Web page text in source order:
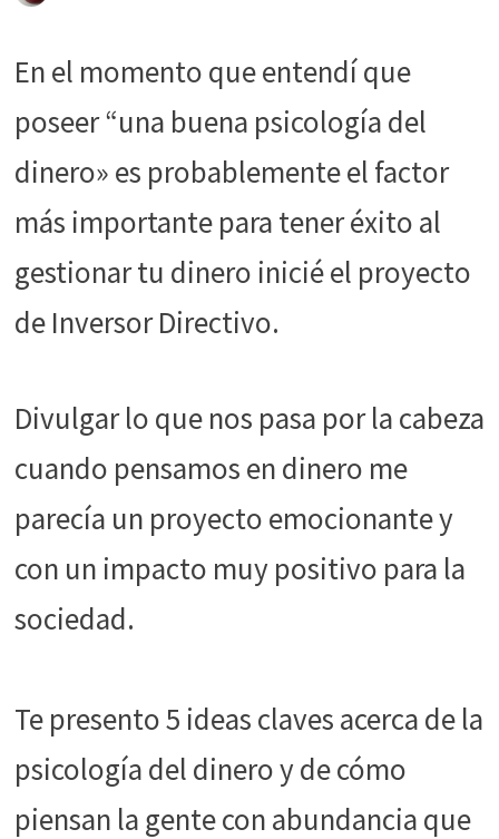
En el momento que entendí que
poseer “una buena psicología del
dinero» es probablemente el factor
más importante para tener éxito al
gestionar tu dinero inicié el proyecto
de Inversor Directivo.
Divulgar lo que nos pasa por la cabeza
cuando pensamos en dinero me
parecía un proyecto emocionante y
con un impacto muy positivo para la
sociedad.
Te presento 5 ideas claves acerca de la
psicología del dinero y de cómo
piensan la gente con abundancia que
son
Son
necesarias
para que
web.
Estadísticas
Para que
mejorar la
base a cómo
se usa la web.
Experiencia
nuestra web
funcione lo
mejor posible
rechaza estas
cookies,
algunas
funcionalidades
desaparecerán